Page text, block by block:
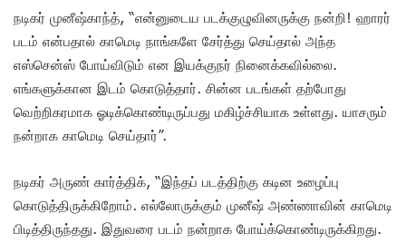
நடிகர் முனீஷ்காந்த், “என்னுடைய படக்குழுவினருக்கு நன்றி! ஹாரர்
படம் என்பதால் காமெடி நாங்களே சேர்த்து செய்தால் அந்த
எஸ்சென்ஸ் போய்விடும் என இயக்குநர் நினைக்கவில்லை.
எங்களுக்கான இடம் கொடுத்தார். சின்ன படங்கள் தற்போது
வெற்றிகரமாக ஓடிக்கொண்டிருப்பது மகிழ்ச்சியாக உள்ளது. யாசரும்
நன்றாக காமெடி செய்தார்”.
நடிகர் அருண் கார்த்திக், “இந்தப் படத்திற்கு கடின உழைப்பு
கொடுத்திருக்கிறோம். எல்லோருக்கும் முனீஷ் அண்ணாவின் காமெடி
பிடித்திருந்தது. இதுவரை படம் நன்றாக போய்க்கொண்டிருக்கிறது.